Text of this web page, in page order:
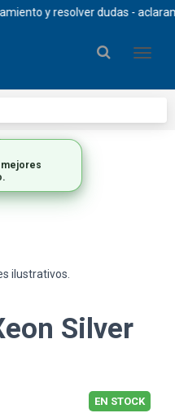
y resolver dudas -
ilustrativos.
Silver
EN STOCK
mejores